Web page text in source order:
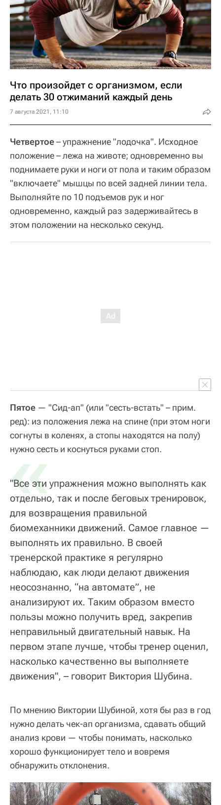
Что произойдет с организмом, если
делать 30 отжиманий каждый день
7 августа 2021, 11:10
Четвертое– упражнение "лодочка". Исходное
положение – лежа на животе; одновременно вы
поднимаете руки и ноги от пола и таким образом
"включаете" мышцы по всей задней линии тела.
Выполняйте по 10 подъемов рук и ног
одновременно, каждый раз задерживайтесь в
этом положении на несколько секунд.
Пятое — "Сид-ап" (или "сесть-встать" – прим.
ред): из положения лежа на спине (при этом ноги
согнуты в коленях, а стопы находятся на полу)
нужно сесть и коснуться руками стоп.
«
"Все эти упражнения можно выполнять как
отдельно, так и после беговых тренировок,
для возвращения правильной
биомеханники движений. Самое главное —
выполнять их правильно. В своей
тренерской практике я регулярно
наблюдаю, как люди делают движения
неосознанно, “на автомате”, не
анализируют их. Таким образом вместо
пользы можно получить вред, закрепив
неправильный двигательный навык. На
первом этапе лучше, чтобы тренер оценил,
насколько качественно вы выполняете
движения", – говорит Виктория Шубина.
По мнению Виктории Шубиной, хотя бы раз в год
нужно делать чек-ап организма, сдавать общий
анализ крови — чтобы понимать, насколько
хорошо функционирует тело и вовремя
обнаружить отклонения.